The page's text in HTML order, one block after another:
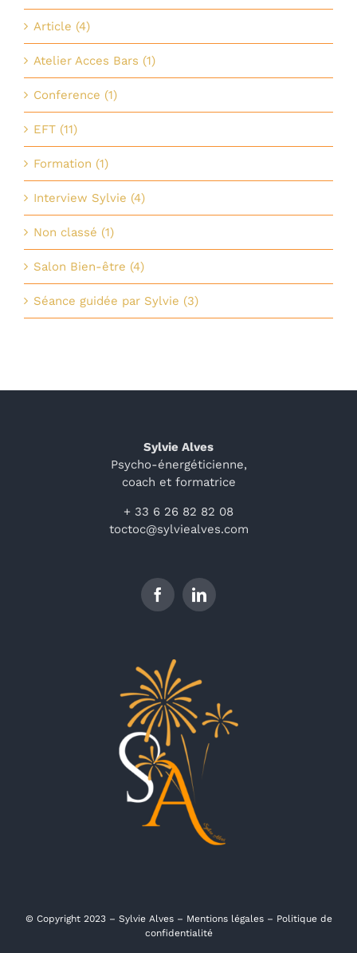
Article (4)
Atelier Acces Bars (1)
Conference (1)
EFT (11)
Formation (1)
Interview Sylvie (4)
Non classé (1)
Salon Bien-être (4)
Séance guidée par Sylvie (3)
Sylvie Alves
Psycho-énergéticienne,
coach et formatrice
+ 33 6 26 82 82 08
toctoc@sylviealves.com
© Copyright 2023 – Sylvie Alves – Mentions légales– Politique de
confidentialité